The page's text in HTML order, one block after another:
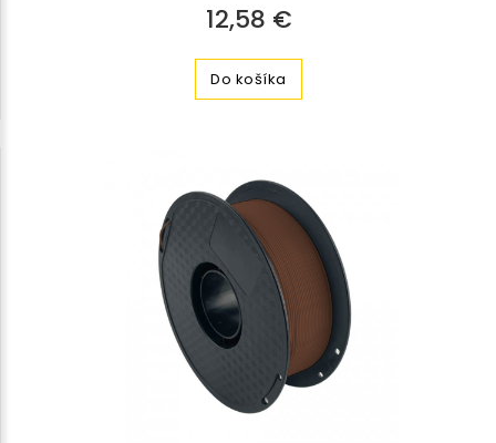
12,58 €
Do košíka